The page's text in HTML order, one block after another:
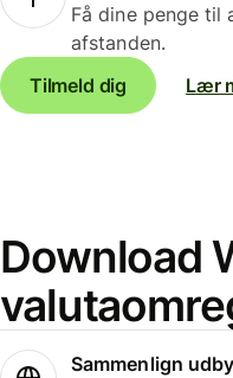
Få dine penge
afstanden.
Tilmeld dig
Lær
Download
Sammenlign